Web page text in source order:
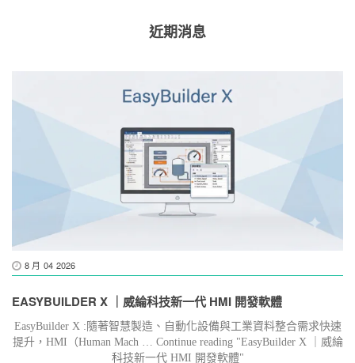
近期消息
8 月 04 2026
EASYBUILDER X ｜威綸科技新一代 HMI 開發軟體
EasyBuilder X :隨著智慧製造、自動化設備與工業資料整合需求快速
提升，HMI（Human Mach … Continue reading "EasyBuilder X ｜威綸
科技新一代 HMI 開發軟體"